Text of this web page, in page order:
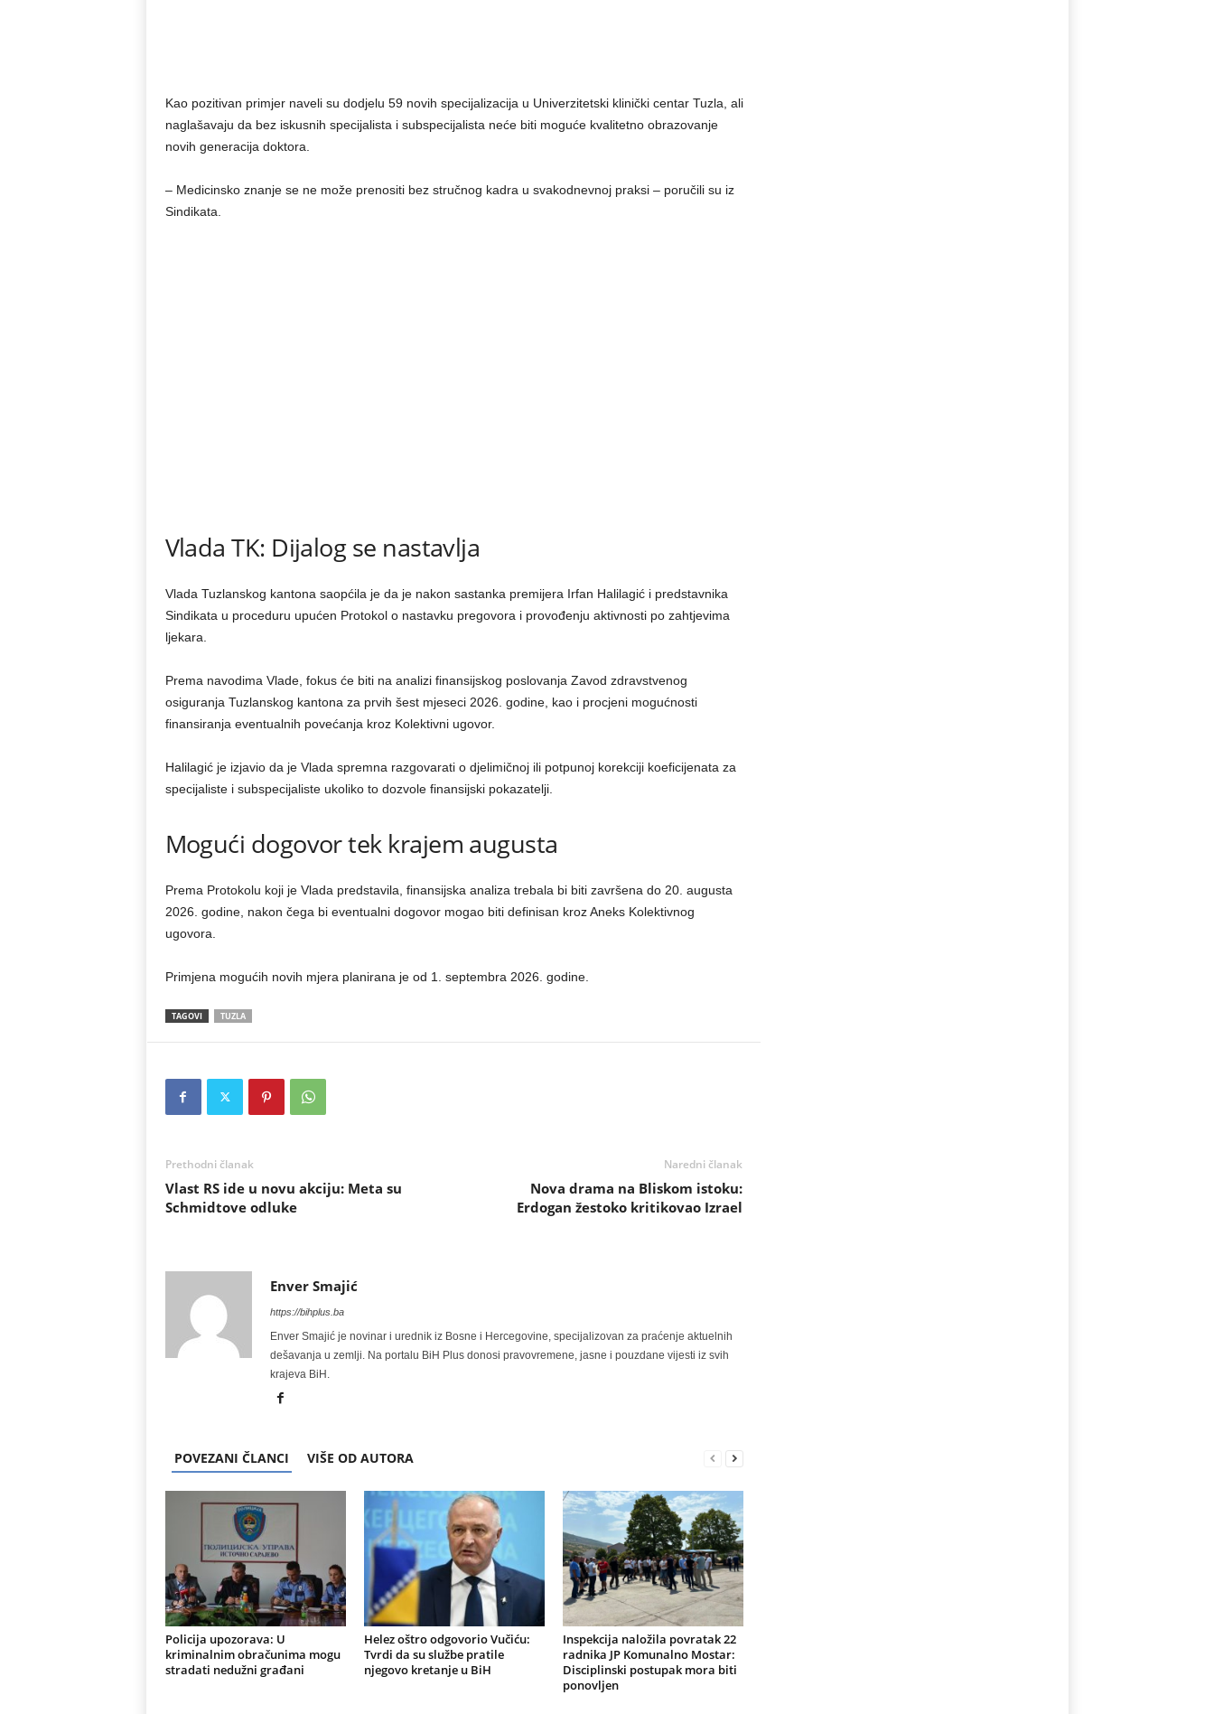
Kao pozitivan primjer naveli su dodjelu 59 novih specijalizacija u Univerzitetski klinički centar Tuzla, ali
naglašavaju da bez iskusnih specijalista i subspecijalista neće biti moguće kvalitetno obrazovanje
novih generacija doktora.
– Medicinsko znanje se ne može prenositi bez stručnog kadra u svakodnevnoj praksi – poručili su iz
Sindikata.
Vlada TK: Dijalog se nastavlja
Vlada Tuzlanskog kantona saopćila je da je nakon sastanka premijera Irfan Halilagić i predstavnika
Sindikata u proceduru upućen Protokol o nastavku pregovora i provođenju aktivnosti po zahtjevima
ljekara.
Prema navodima Vlade, fokus će biti na analizi finansijskog poslovanja Zavod zdravstvenog
osiguranja Tuzlanskog kantona za prvih šest mjeseci 2026. godine, kao i procjeni mogućnosti
finansiranja eventualnih povećanja kroz Kolektivni ugovor.
Halilagić je izjavio da je Vlada spremna razgovarati o djelimičnoj ili potpunoj korekciji koeficijenata za
specijaliste i subspecijaliste ukoliko to dozvole finansijski pokazatelji.
Mogući dogovor tek krajem augusta
Prema Protokolu koji je Vlada predstavila, finansijska analiza trebala bi biti završena do 20. augusta
2026. godine, nakon čega bi eventualni dogovor mogao biti definisan kroz Aneks Kolektivnog
ugovora.
Primjena mogućih novih mjera planirana je od 1. septembra 2026. godine.
TAGOVI TUZLA
Prethodni članak
Vlast RS ide u novu akciju: Meta su
Schmidtove odluke
Naredni članak
Nova drama na Bliskom istoku:
Erdogan žestoko kritikovao Izrael
Enver Smajić
https://bihplus.ba
Enver Smajić je novinar i urednik iz Bosne i Hercegovine, specijalizovan za praćenje aktuelnih
dešavanja u zemlji. Na portalu BiH Plus donosi pravovremene, jasne i pouzdane vijesti iz svih
krajeva BiH.
POVEZANI ČLANCI VIŠE OD AUTORA
Policija upozorava: U
kriminalnim obračunima mogu
stradati nedužni građani
Helez oštro odgovorio Vučiću:
Tvrdi da su službe pratile
njegovo kretanje u BiH
Inspekcija naložila povratak 22
radnika JP Komunalno Mostar:
Disciplinski postupak mora biti
ponovljen